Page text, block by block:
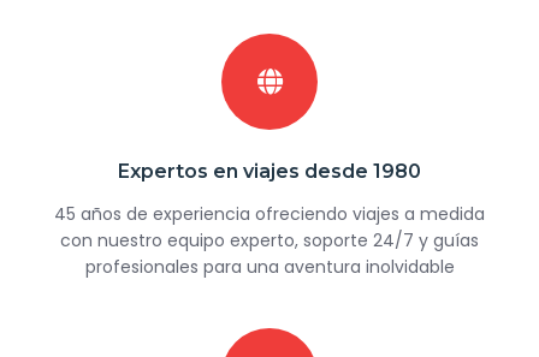
Expertos en viajes desde 1980
45 años de experiencia ofreciendo viajes a medida
con nuestro equipo experto, soporte 24/7 y guías
profesionales para una aventura inolvidable